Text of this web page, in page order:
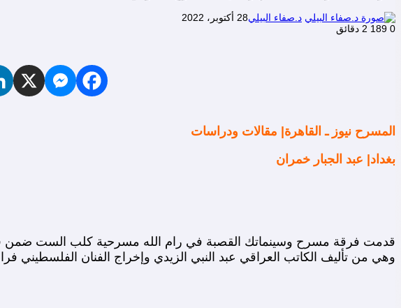
د.صفاء البيلي28 أكتوبر، 2022
0
2 دقائق
المسرح نيوز ـ القاهرة| مقالات ودراسات
بغداد| عبد الجبار خمران
وهي من تأليف الكاتب العراقي عبد النبي الزيدي وإخراج الفنان